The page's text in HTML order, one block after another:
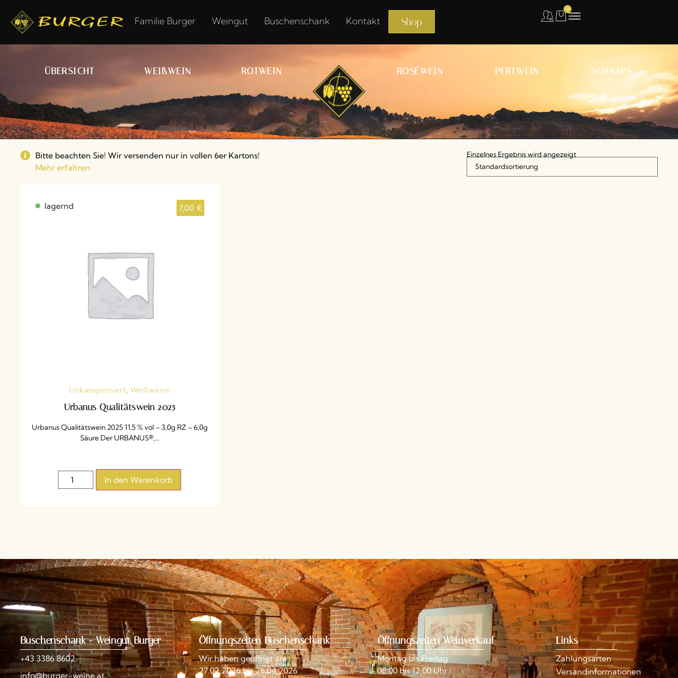
Familie Burger Weingut Buschenschank Kontakt Shop
0
ÜBERSICHT WEIßWEIN ROTWEIN ROSÉWEIN PERLWEIN SCHNAPS
Bitte beachten Sie! Wir versenden nur in vollen 6er Kartons!
Mehr erfahren
Einzelnes Ergebnis wird angezeigt
7,00 €
lagernd
Unkategorisiert, Weißweine
Urbanus Qualitätswein 2025
Urbanus Qualitätswein 2025 11,5 % vol – 3,0g RZ – 6,0g
Säure Der URBANUS®,...
In den Warenkorb
Buschenschank - Weingut Burger
+43 3386 8602
info@burger-weine.at
Öffnungszeiten Buschenschank
Wir haben geöffnet am:
27.02.2026 bis 26.04.2026
Öffnungszeiten Weinverkauf
Montag bis Freitag
08:00 bis 12:00 Uhr
Links
Zahlungsarten
Versandinformationen